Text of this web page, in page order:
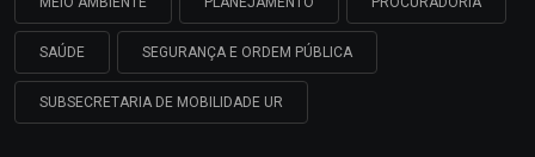
SAÚDE SEGURANÇA E ORDEM PÚBLICA
SUBSECRETARIA DE MOBILIDADE UR